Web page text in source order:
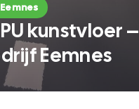
kunstvloer –
Eemnes